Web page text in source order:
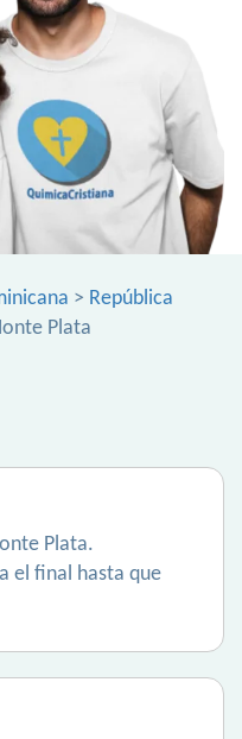
> República
Plata
Plata.
el final hasta que